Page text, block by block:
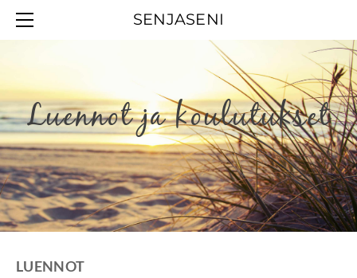
SENJASENI
Luennot ja koulutukset
LUENNOT
MAARET
SEKSUAALINEUVONTA
MIELEN HYVINVOINTI
LUENNOT JA KOULUTUKSET
YHTEYSTIEDOT